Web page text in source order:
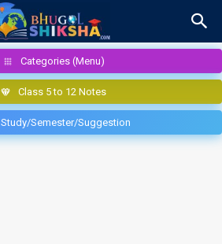
Categories (Menu)
Class 5 to 12 Notes
Study/Semester/Suggestion